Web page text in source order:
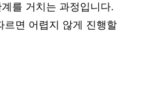
를 거치는 과정입니다.
르면 어렵지 않게 진행할